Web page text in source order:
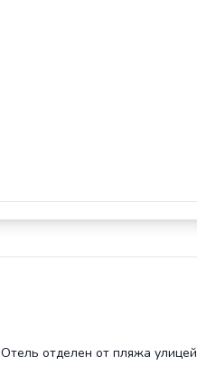
Отель отделен от пляжа улицей